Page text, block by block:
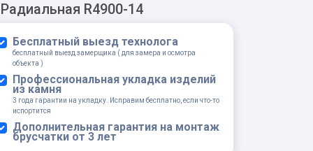
R4900-14
Бесплатный выезд технолога
бесплатный выезд замерщика ( для замера и осмотра
объекта )
Профессиональная укладка изделий
из камня
3 года гарантии на укладку. Исправим бесплатно, если что-то
испортится
Дополнительная гарантия на монтаж
брусчатки от 3 лет